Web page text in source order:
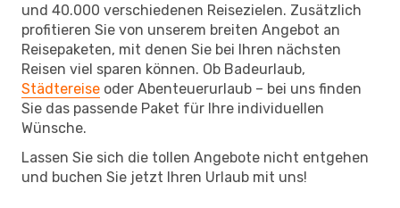
und 40.000 verschiedenen Reisezielen. Zusätzlich
profitieren Sie von unserem breiten Angebot an
Reisepaketen, mit denen Sie bei Ihren nächsten
Reisen viel sparen können. Ob Badeurlaub,
Städtereise oder Abenteuerurlaub – bei uns finden
Sie das passende Paket für Ihre individuellen
Wünsche.
Lassen Sie sich die tollen Angebote nicht entgehen
und buchen Sie jetzt Ihren Urlaub mit uns!